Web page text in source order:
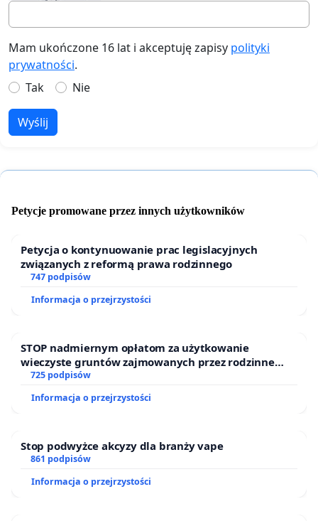
Mam ukończone 16 lat i akceptuję zapisy polityki
prywatności.
Tak
Nie
Wyślij
Petycje promowane przez innych użytkowników
Petycja o kontynuowanie prac legislacyjnych
związanych z reformą prawa rodzinnego
747 podpisów
Informacja o przejrzystości
STOP nadmiernym opłatom za użytkowanie
wieczyste gruntów zajmowanych przez rodzinne
ogrody działkowe.
725 podpisów
Informacja o przejrzystości
Stop podwyżce akcyzy dla branży vape
861 podpisów
Informacja o przejrzystości